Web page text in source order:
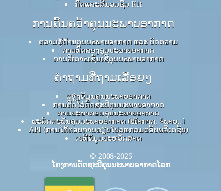
ກົດ​ແລະ​ສື່​ມວນ​ຊົນ Kit
ການຄົ້ນຄວ້າຄຸນນະພາບອາກາດ
ຄວາມຮູ້ດ້ານຄຸນນະພາບອາກາດ ແລະ ບົດຄວາມ
ການທົດລອງຄຸນນະພາບອາກາດ
ການວິເຄາະເຊັນເຊີຄຸນນະພາບອາກາດ
ຄໍາຖາມທີ່ຖາມເລື້ອຍໆ
ແຫຼ່ງຂໍ້ມູນຄຸນນະພາບອາກາດ
ການຄິດໄລ່ດັດຊະນີຄຸນນະພາບອາກາດ
ການພະຍາກອນຄຸນນະພາບອາກາດ
ຜະລິດຕະພັນຄຸນນະພາບອາກາດ (ໜ້າກາກ, ຈໍພາບ…)
API (ການໂຕ້ຕອບການຂຽນໂປລແກລມແອັບພລິເຄຊັນ)
ເວທີຂໍ້ມູນປະຫວັດສາດ
© 2008-2025
ໂຄງການດັດຊະນີຄຸນນະພາບອາກາດໂລກ